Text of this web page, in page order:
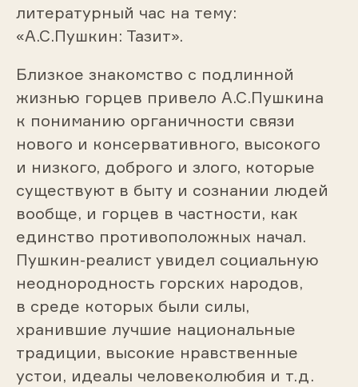
литературный час на тему:
«А.С.Пушкин: Тазит».
Близкое знакомство с подлинной
жизнью горцев привело А.С.Пушкина
к пониманию органичности связи
нового и консервативного, высокого
и низкого, доброго и злого, которые
существуют в быту и сознании людей
вообще, и горцев в частности, как
единство противоположных начал.
Пушкин-реалист увидел социальную
неоднородность горских народов,
в среде которых были силы,
хранившие лучшие национальные
традиции, высокие нравственные
устои, идеалы человеколюбия и т.д.